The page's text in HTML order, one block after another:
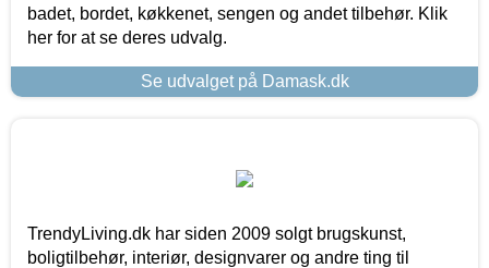
badet, bordet, køkkenet, sengen og andet tilbehør. Klik
her for at se deres udvalg.
Se udvalget på Damask.dk
TrendyLiving.dk har siden 2009 solgt brugskunst,
boligtilbehør, interiør, designvarer og andre ting til